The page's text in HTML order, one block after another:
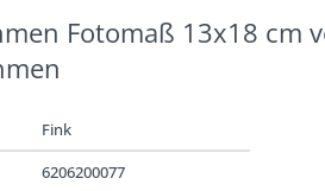
Fotomaß 13x18 cm
Fink
6206200077